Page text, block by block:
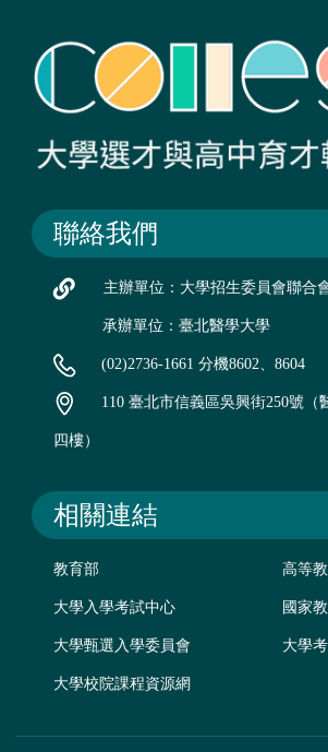
聯絡我們
主辦單位：大學招生委員會聯合
承辦單位：臺北醫學大學
(02)2736-1661 分機8602、8604
110 臺北市信義區吳興街250號（
四樓）
相關連結
教育部 高等
大學入學考試中心 國家
大學甄選入學委員會 大學
大學校院課程資源網